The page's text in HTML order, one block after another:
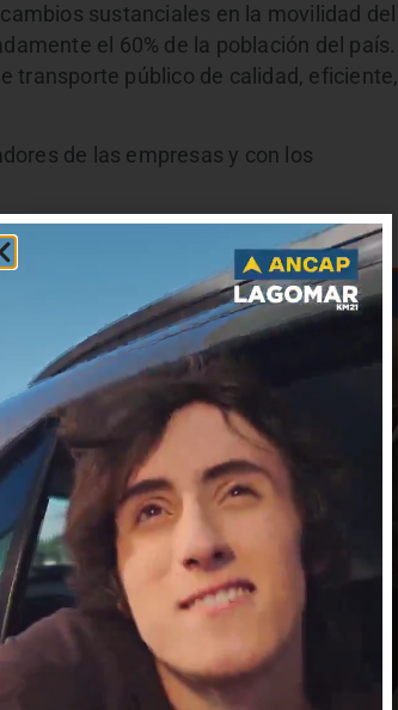
sustanciales en la movilidad del
el 60% de la población del país.
transporte público de calidad, eficiente,
de las empresas y con los